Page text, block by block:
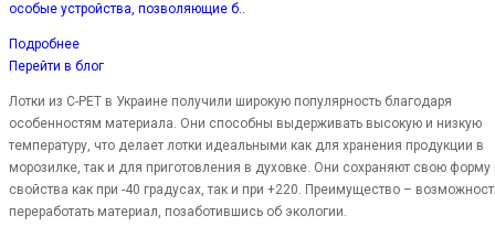
особые устройства, позволяющие б..
Подробнее
Перейти в блог
Лотки из C-PET в Украине получили широкую популярность благодаря
особенностям материала. Они способны выдерживать высокую и низкую
температуру, что делает лотки идеальными как для хранения продукции в
морозилке, так и для приготовления в духовке. Они сохраняют свою форму
свойства как при -40 градусах, так и при +220. Преимущество –
переработать материал, позаботившись об экологии.